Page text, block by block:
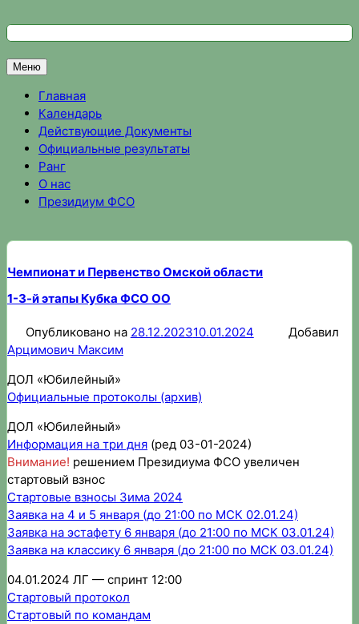
кФедерация спортивного ориентирования Омской области
Спортивное ориентирование в Омске, результаты
Меню
Главная
Календарь
Действующие Документы
Официальные результаты
Ранг
О нас
Президиум ФСО
Чемпионат и Первенство Омской области
1-3-й этапы Кубка ФСО ОО
Опубликовано на 28.12.202310.01.2024
Добавил
Арцимович Максим
ДОЛ «Юбилейный»
Официальные протоколы (архив)
ДОЛ «Юбилейный»
Информация на три дня (ред 03-01-2024)
Внимание! решением Президиума ФСО увеличен
стартовый взнос
Стартовые взносы Зима 2024
Заявка на 4 и 5 января (до 21:00 по МСК 02.01.24)
Заявка на эстафету 6 января (до 21:00 по МСК 03.01.24)
Заявка на классику 6 января (до 21:00 по МСК 03.01.24)
04.01.2024 ЛГ — спринт 12:00
Стартовый протокол
Стартовый по командам